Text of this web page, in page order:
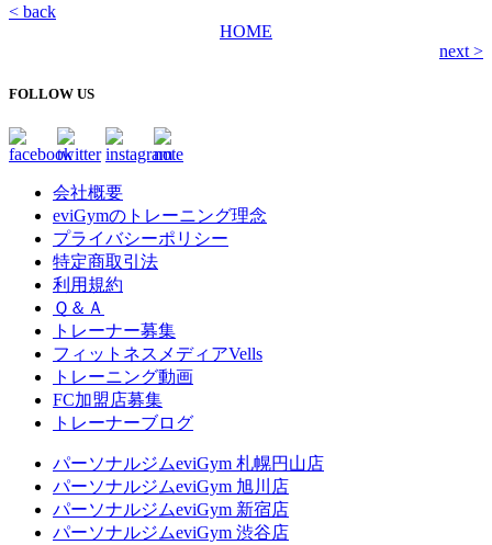
< back
HOME
next >
FOLLOW US
会社概要
eviGymのトレーニング理念
プライバシーポリシー
特定商取引法
利用規約
Ｑ＆Ａ
トレーナー募集
フィットネスメディアVells
トレーニング動画
FC加盟店募集
トレーナーブログ
パーソナルジムeviGym 札幌円山店
パーソナルジムeviGym 旭川店
パーソナルジムeviGym 新宿店
パーソナルジムeviGym 渋谷店